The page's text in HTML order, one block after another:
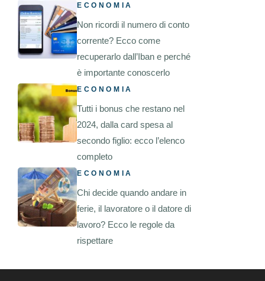
ECONOMIA
Non ricordi il numero di conto
corrente? Ecco come
recuperarlo dall’Iban e perché
è importante conoscerlo
ECONOMIA
Tutti i bonus che restano nel
2024, dalla card spesa al
secondo figlio: ecco l’elenco
completo
ECONOMIA
Chi decide quando andare in
ferie, il lavoratore o il datore di
lavoro? Ecco le regole da
rispettare